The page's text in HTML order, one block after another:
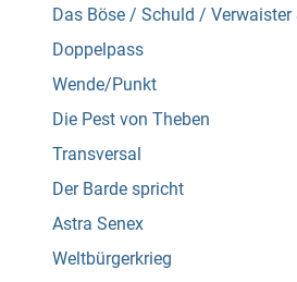
Das Böse / Schuld / Verwaister
Doppelpass
Wende/Punkt
Die Pest von Theben
Transversal
Der Barde spricht
Astra Senex
Weltbürgerkrieg